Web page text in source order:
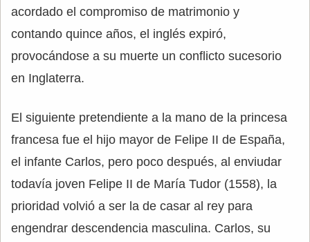
acordado el compromiso de matrimonio y
contando quince años, el inglés expiró,
provocándose a su muerte un conflicto sucesorio
en Inglaterra.
El siguiente pretendiente a la mano de la princesa
francesa fue el hijo mayor de Felipe II de España,
el infante Carlos, pero poco después, al enviudar
todavía joven Felipe II de María Tudor (1558), la
prioridad volvió a ser la de casar al rey para
engendrar descendencia masculina. Carlos, su